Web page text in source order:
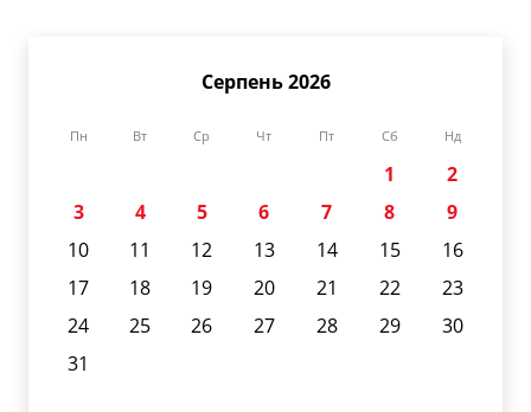
Серпень 2026
Пн Вт Ср Чт Пт Сб Нд
1
2
3
4 5 6 7 8
9
10
11 12 13 14 15
16
17
18 19 20 21 22
23
24
25 26 27 28 29
30
31